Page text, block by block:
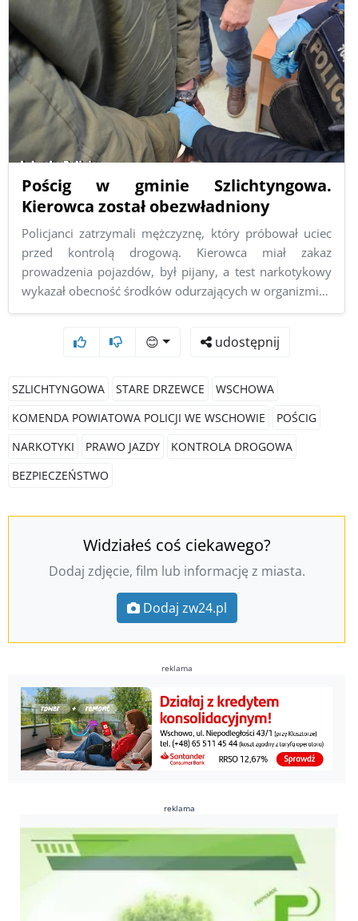
Pościg w gminie Szlichtyngowa.
Kierowca został obezwładniony
Policjanci zatrzymali mężczyznę, który próbował uciec
przed kontrolą drogową. Kierowca miał zakaz
prowadzenia pojazdów, był pijany, a test narkotykowy
wykazał obecność środków odurzających w organizmi…
😊 udostępnij
SZLICHTYNGOWA STARE DRZEWCE
WSCHOWA
KOMENDA POWIATOWA POLICJI WE WSCHOWIE
POŚCIG
NARKOTYKI
PRAWO JAZDY
KONTROLA DROGOWA
BEZPIECZEŃSTWO
Widziałeś coś ciekawego?
Dodaj zdjęcie, film lub informację z miasta.
Dodaj zw24.pl
reklama
reklama